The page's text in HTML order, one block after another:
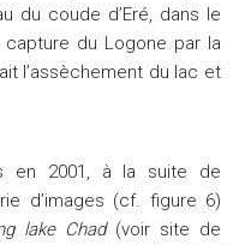
du coude d’Eré, dans le
du Logone par la
l’assèchement du lac et
en 2001, à la suite de
d’images (cf. figure 6)
lake Chad(voir site de